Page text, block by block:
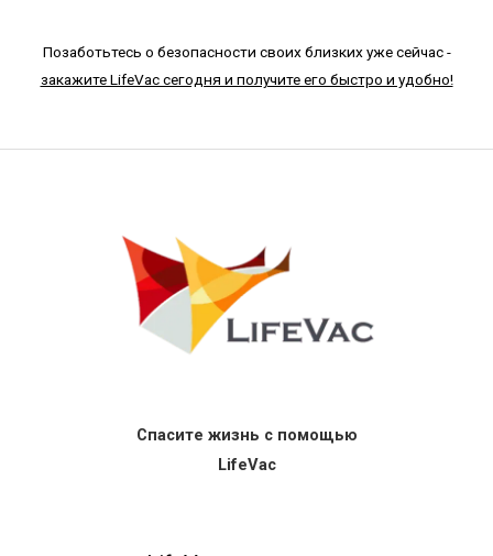
Позаботьтесь о безопасности своих близких уже сейчас -
закажите LifeVac сегодня и получите его быстро и удобно!
Спасите жизнь с помощью
LifeVac